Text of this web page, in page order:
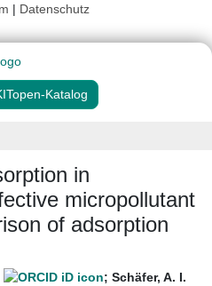
| Datenschutz
Katalog
in
micropollutant
of adsorption
; Schäfer, A. I.